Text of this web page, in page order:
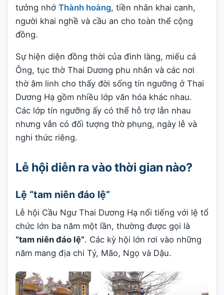
tưởng nhớ Thành hoàng, tiền nhân khai canh,
người khai nghề và cầu an cho toàn thể cộng
đồng.
Sự hiện diện đồng thời của đình làng, miếu cá
Ông, tục thờ Thai Dương phu nhân và các nơi
thờ âm linh cho thấy đời sống tín ngưỡng ở Thai
Dương Hạ gồm nhiều lớp văn hóa khác nhau.
Các lớp tín ngưỡng ấy có thể hỗ trợ lẫn nhau
nhưng vẫn có đối tượng thờ phụng, ngày lễ và
nghi thức riêng.
Lễ hội diễn ra vào thời gian nào?
Lệ “tam niên đáo lệ”
Lễ hội Cầu Ngư Thai Dương Hạ nổi tiếng với lệ tổ
chức lớn ba năm một lần, thường được gọi là
“tam niên đáo lệ”. Các kỳ hội lớn rơi vào những
năm mang địa chi Tý, Mão, Ngọ và Dậu.